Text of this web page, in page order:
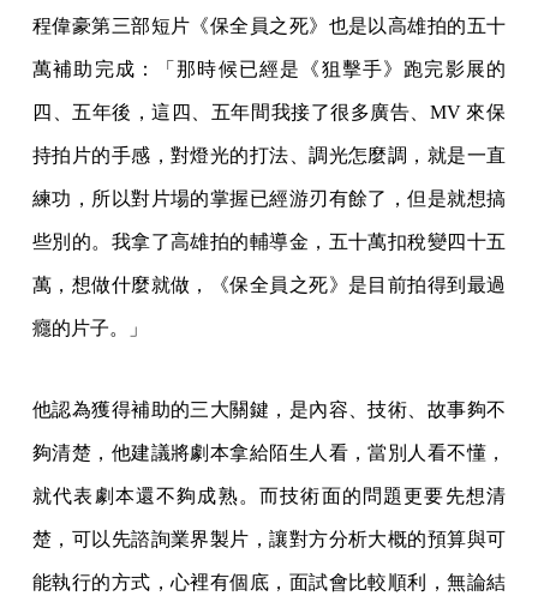
程偉豪第三部短片《保全員之死》也是以高雄拍的五十
萬補助完成：「那時候已經是《狙擊手》跑完影展的
四、五年後，這四、五年間我接了很多廣告、MV 來保
持拍片的手感，對燈光的打法、調光怎麼調，就是一直
練功，所以對片場的掌握已經游刃有餘了，但是就想搞
些別的。我拿了高雄拍的輔導金，五十萬扣稅變四十五
萬，想做什麼就做，《保全員之死》是目前拍得到最過
癮的片子。」
他認為獲得補助的三大關鍵，是內容、技術、故事夠不
夠清楚，他建議將劇本拿給陌生人看，當別人看不懂，
就代表劇本還不夠成熟。而技術面的問題更要先想清
楚，可以先諮詢業界製片，讓對方分析大概的預算與可
能執行的方式，心裡有個底，面試會比較順利，無論結